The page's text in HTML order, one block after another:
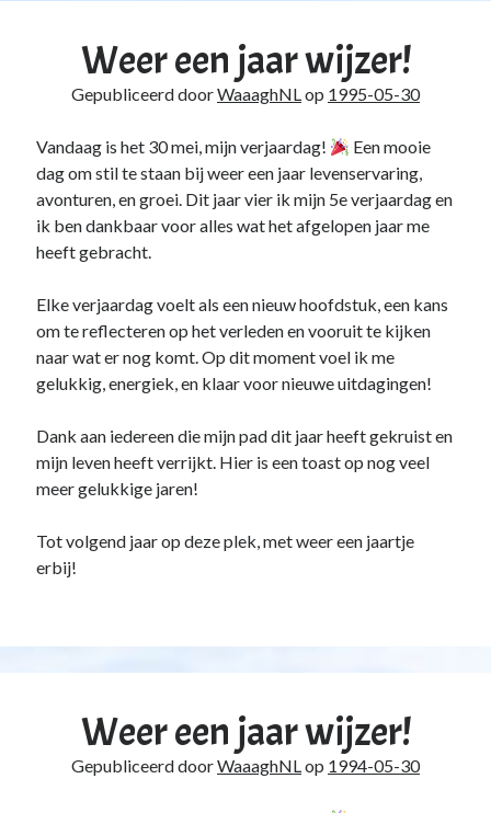
Weer een jaar wijzer!
Gepubliceerd doorWaaaghNLop 1995-05-30
Vandaag is het 30 mei, mijn verjaardag!
Een mooie
dag om stil te staan bij weer een jaar levenservaring,
avonturen, en groei. Dit jaar vier ik mijn 5e verjaardag en
ik ben dankbaar voor alles wat het afgelopen jaar me
heeft gebracht.
Elke verjaardag voelt als een nieuw hoofdstuk, een kans
om te reflecteren op het verleden en vooruit te kijken
naar wat er nog komt. Op dit moment voel ik me
gelukkig, energiek, en klaar voor nieuwe uitdagingen!
Dank aan iedereen die mijn pad dit jaar heeft gekruist en
mijn leven heeft verrijkt. Hier is een toast op nog veel
meer gelukkige jaren!
Tot volgend jaar op deze plek, met weer een jaartje
erbij!
Weer een jaar wijzer!
Gepubliceerd doorWaaaghNLop 1994-05-30